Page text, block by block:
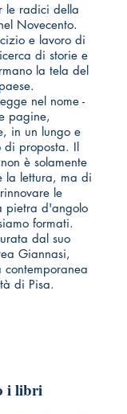
le radici della
Novecento.
e lavoro di
di storie e
la tela del
nel nome -
pagine,
in un lungo e
di proposta. Il
è solamente
la lettura, ma di
le
pietra d'angolo
formati.
dal suo
Giannasi,
contemporanea
di Pisa.
i libri